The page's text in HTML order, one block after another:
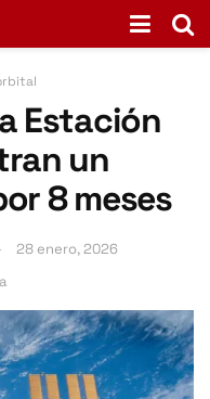
Estación
un
8 meses
28 enero, 2026